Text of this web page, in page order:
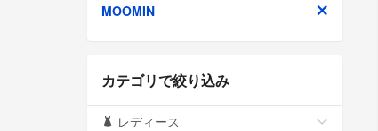
MOOMIN
カテゴリで絞り込み
レディース